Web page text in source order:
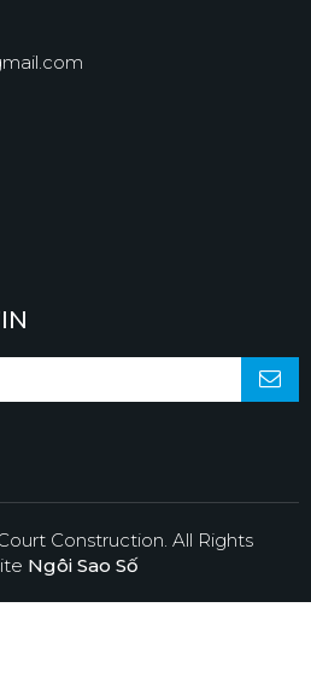
Construction. All Rights
Ngôi Sao Số